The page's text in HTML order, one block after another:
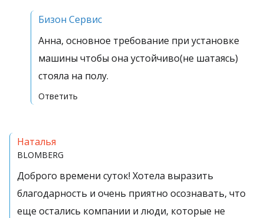
Бизон Сервис
Анна, основное требование при установке
машины чтобы она устойчиво(не шатаясь)
стояла на полу.
Ответить
Наталья
BLOMBERG
Доброго времени суток! Хотела выразить
благодарность и очень приятно осознавать, что
еще остались компании и люди, которые не